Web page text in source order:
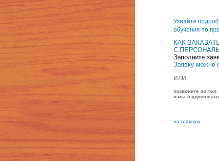
Узнайте
обучения по
КАК
C
Заполните
Заявку можно
ИЛИ
позвоните по
и мы с
на главную